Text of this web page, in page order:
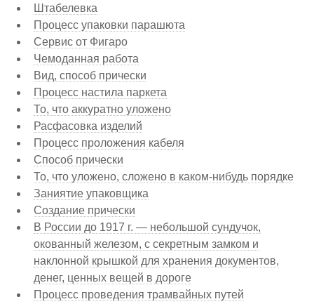
Штабелевка
Процесс упаковки парашюта
Сервис от Фигаро
Чемоданная работа
Вид, способ прически
Процесс настила паркета
То, что аккуратно уложено
Расфасовка изделий
Процесс проложения кабеля
Способ прически
То, что уложено, сложено в каком-нибудь порядке
Заниятие упаковщика
Создание прически
В России до 1917 г. — небольшой сундучок,
окованный железом, с секретным замком и
наклонной крышкой для хранения документов,
денег, ценных вещей в дороге
Процесс проведения трамвайных путей